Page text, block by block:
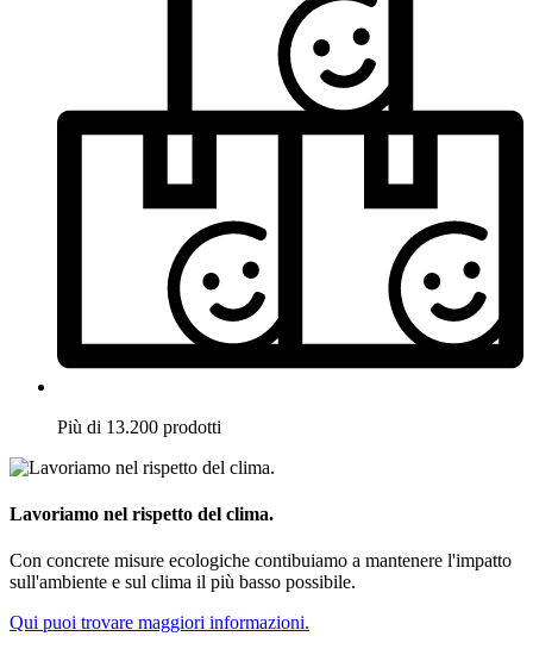
Più di 13.200 prodotti
Lavoriamo nel rispetto del clima.
Con concrete misure ecologiche contibuiamo a mantenere l'impatto
sull'ambiente e sul clima il più basso possibile.
Qui puoi trovare maggiori informazioni.